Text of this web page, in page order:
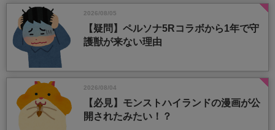
2026/08/05
【疑問】ペルソナ5Rコラボから1年で守
護獣が来ない理由
2026/08/04
【必見】モンストハイランドの漫画が公
開されたみたい！？